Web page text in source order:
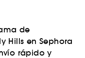
de
Hills en Sephora
rápido y